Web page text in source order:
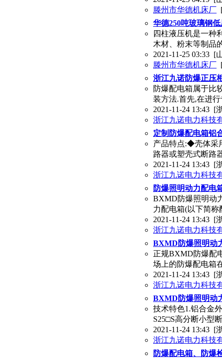
滕州市华德机床厂
华德250吨玻璃钢
四柱液压机是一种
木材、粉末等制品
2021-11-25 03:33 [
滕州市华德机床厂
浙江九诺防爆正压
防爆配电箱属于比
装方法.首先,在进
2021-11-24 13:43 [
浙江九诺电力科技
定制防爆配电箱铝
产品特点:◆壳体采
路器或塑壳式断路
2021-11-24 13:43 [
浙江九诺电力科技
防爆照明动力配电
BXMD防爆照明动
力配电箱(以下简
2021-11-24 13:43 [
浙江九诺电力科技
BXMD防爆照明动
正规BXMD防爆配
场上的防爆配电箱
2021-11-24 13:43 [
浙江九诺电力科技
BXMD防爆照明动
技术特色1.铝合金
S25□S高分断小型
2021-11-24 13:43 [
浙江九诺电力科技
防爆配电箱、防爆